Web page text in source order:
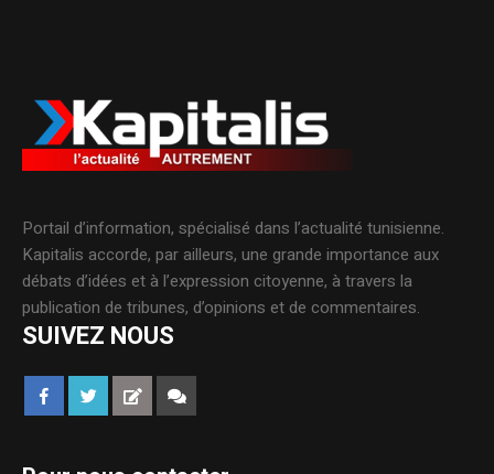
Portail d’information, spécialisé dans l’actualité tunisienne.
Kapitalis accorde, par ailleurs, une grande importance aux
débats d’idées et à l’expression citoyenne, à travers la
publication de tribunes, d’opinions et de commentaires.
SUIVEZ NOUS